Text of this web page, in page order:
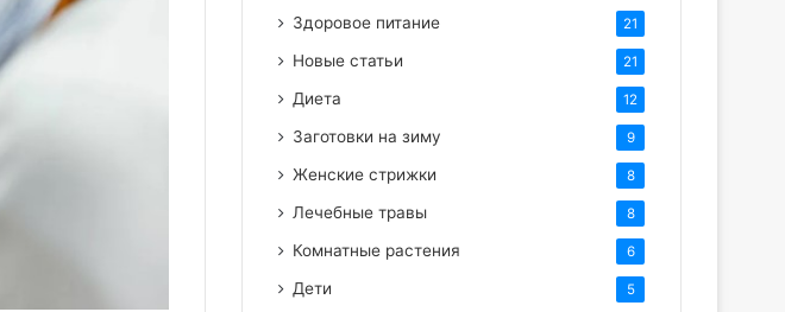
Здоровое питание 21
Новые статьи 21
Диета 12
Заготовки на зиму 9
Женские стрижки 8
Лечебные травы 8
Комнатные растения 6
Дети 5